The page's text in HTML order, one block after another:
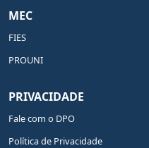
MEC
FIES
PROUNI
PRIVACIDADE
Fale com o DPO
Política de Privacidade